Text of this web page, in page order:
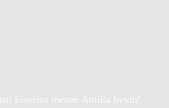
kisoissa menee Antilla hyvin!